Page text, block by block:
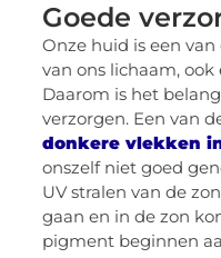
Goede
Onze huid is een
van ons lichaam,
Daarom is het
verzorgen. Een van
donkere vlekken
onszelf niet goed
UV stralen van de
gaan en in de zon
pigment beginnen